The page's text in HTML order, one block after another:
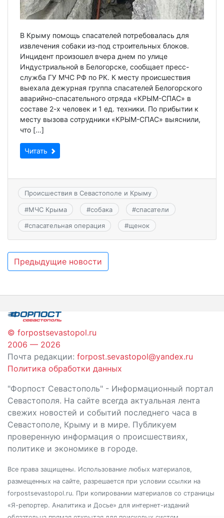
В Крыму помощь спасателей потребовалась для
извлечения собаки из-под строительных блоков.
Инцидент произошел вчера днем по улице
Индустриальной в Белогорске, сообщает пресс-
служба ГУ МЧС РФ по РК. К месту происшествия
выехала дежурная группа спасателей Белогорского
аварийно-спасательного отряда «КРЫМ-СПАС» в
составе 2-х человек и 1 ед. техники. По прибытии к
месту вызова сотрудники «КРЫМ-СПАС» выяснили,
что […]
Читать
Происшествия в Севастополе и Крыму
#МЧС Крыма #собака #спасатели
#спасательная операция #щенок
Навигация
записям
Предыдущие новости
© forpostsevastopol.ru
2006 — 2026
Почта редакции: forpost.sevastopol@yandex.ru
Политика обработки данных
"Форпост Севастополь" - Информационный портал
Севастополя. На сайте всегда актуальная лента
свежих новостей и событий последнего часа в
Севастополе, Крыму и в мире. Публикуем
проверенную информация о происшествиях,
политике и экономике в городе.
Все права защищены. Использование любых материалов,
размещенных на сайте, разрешается при условии ссылки на
forpostsevastopol.ru. При копировании материалов со страницы
«Я-репортер. Аналитика и Досье» для интернет-изданий